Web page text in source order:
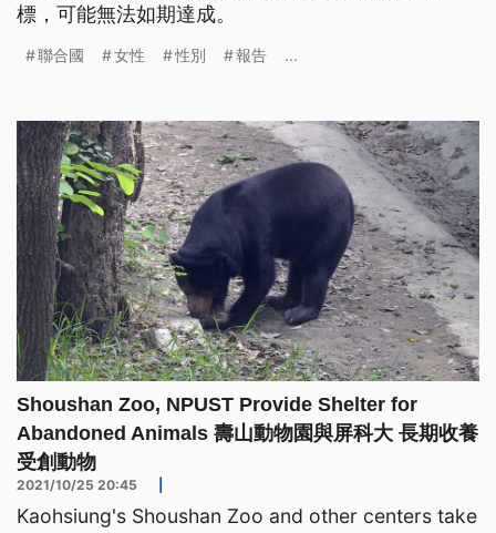
標，可能無法如期達成。
聯合國 女性 性別 報告 ...
Shoushan Zoo, NPUST Provide Shelter for
Abandoned Animals 壽山動物園與屏科大 長期收養
受創動物
2021/10/25 20:45
Kaohsiung's Shoushan Zoo and other centers take